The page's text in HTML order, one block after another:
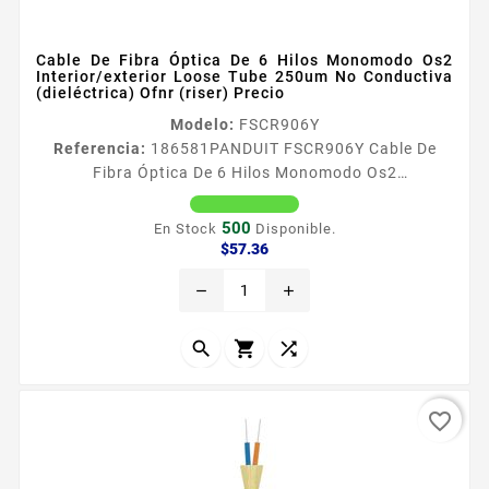
Cable De Fibra Óptica De 6 Hilos Monomodo Os2
Interior/exterior Loose Tube 250um No Conductiva
(dieléctrica) Ofnr (riser) Precio
Modelo: FSCR906Y
Referencia: 186581 PANDUIT FSCR906Y Cable De
Fibra Óptica De 6 Hilos Monomodo Os2
Interior/exterior Loose Tube 250um No Conductiva
(dieléctrica) Ofnr (riser) Precio El cable
InteriorExterior sin gel OptiCorereg es una parte
extremo a extremo de Panduit disentildeada para
mismo tiempo cumplir con los requisitos de...
En Stock 500 Disponible.
$57.36Precio
remove add
  
favorite_border